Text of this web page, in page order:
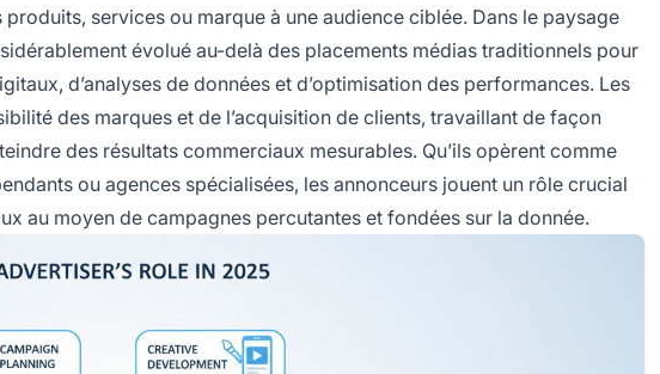
services ou marque à une audience ciblée. Dans le paysage
évolué au-delà des placements médias traditionnels pour
d’analyses de données et d’optimisation des performances. Les
des marques et de l’acquisition de clients, travaillant de façon
des résultats commerciaux mesurables. Qu’ils opèrent comme
ou agences spécialisées, les annonceurs jouent un rôle crucial
au moyen de campagnes percutantes et fondées sur la donnée.